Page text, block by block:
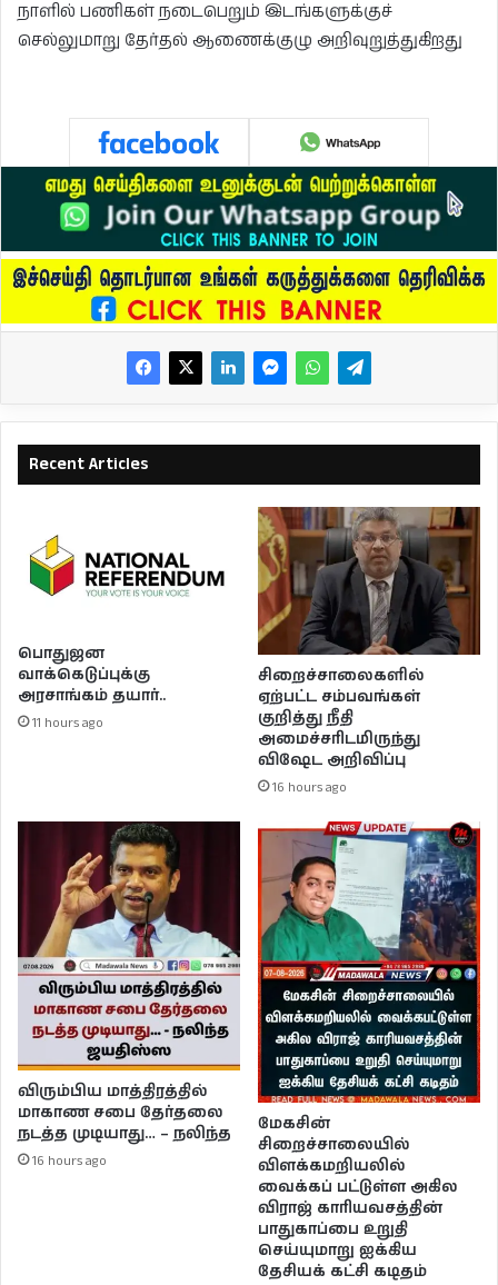
நாளில் பணிகள் நடைபெறும் இடங்களுக்குச்
செல்லுமாறு தேர்தல் ஆணைக்குழு அறிவுறுத்துகிறது
Recent Articles
பொதுஜன
வாக்கெடுப்புக்கு
அரசாங்கம் தயார்..
11 hours ago
சிறைச்சாலைகளில்
ஏற்பட்ட சம்பவங்கள்
குறித்து நீதி
அமைச்சரிடமிருந்து
விஷேட அறிவிப்பு
16 hours ago
விரும்பிய மாத்திரத்தில்
மாகாண சபை தேர்தலை
நடத்த முடியாது… – நலிந்த
16 hours ago
மேகசின்
சிறைச்சாலையில்
விளக்கமறியலில்
வைக்கப் பட்டுள்ள அகில
விராஜ் காரியவசத்தின்
பாதுகாப்பை உறுதி
செய்யுமாறு ஐக்கிய
தேசியக் கட்சி கடிதம்